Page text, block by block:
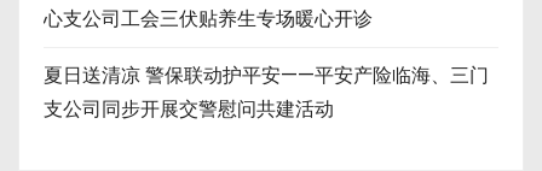
心支公司工会三伏贴养生专场暖心开诊
夏日送清凉 警保联动护平安——平安产险临海、三门
支公司同步开展交警慰问共建活动